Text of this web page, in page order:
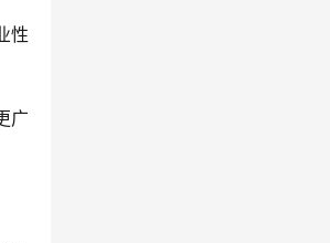
性
广